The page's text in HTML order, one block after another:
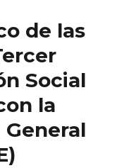
de las
Social
la